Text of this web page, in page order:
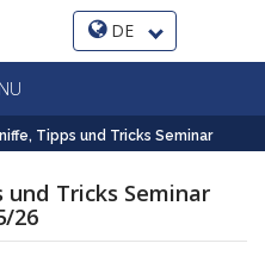
DE
Tipps und Tricks Seminar
Tricks Seminar
26